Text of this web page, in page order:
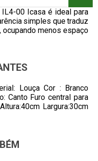
00 Icasa é ideal para
simples que traduz
ocupando menos espaço
Louça Cor : Branco
Canto Furo central para
Largura:30cm